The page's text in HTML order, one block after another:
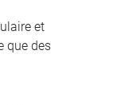
et
que des